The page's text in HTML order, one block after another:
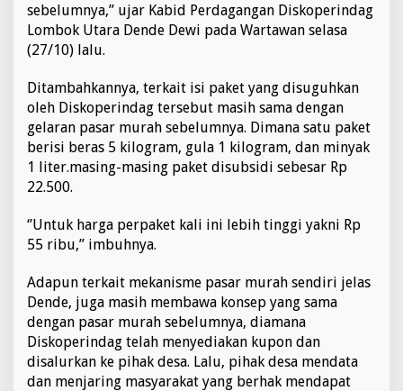
sebelumnya,” ujar Kabid Perdagangan Diskoperindag
Lombok Utara Dende Dewi pada Wartawan selasa
(27/10) lalu.
Ditambahkannya, terkait isi paket yang disuguhkan
oleh Diskoperindag tersebut masih sama dengan
gelaran pasar murah sebelumnya. Dimana satu paket
berisi beras 5 kilogram, gula 1 kilogram, dan minyak
1 liter.masing-masing paket disubsidi sebesar Rp
22.500.
‘’Untuk harga perpaket kali ini lebih tinggi yakni Rp
55 ribu,” imbuhnya.
Adapun terkait mekanisme pasar murah sendiri jelas
Dende, juga masih membawa konsep yang sama
dengan pasar murah sebelumnya, diamana
Diskoperindag telah menyediakan kupon dan
disalurkan ke pihak desa. Lalu, pihak desa mendata
dan menjaring masyarakat yang berhak mendapat